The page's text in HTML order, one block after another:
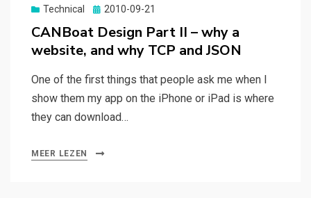
Technical
Gepubliceerd
2010-09-21
CANBoat Design Part II – why a
website, and why TCP and JSON
One of the first things that people ask me when I
show them my app on the iPhone or iPad is where
they can download…
MEER LEZEN